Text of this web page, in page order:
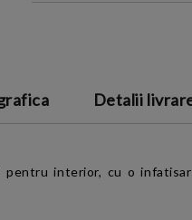
Sunt de acord cu
de confidentialitate
Detalii
interior, cu o